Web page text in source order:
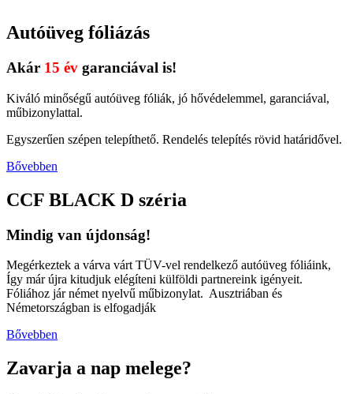
Autóüveg fóliázás
Akár 15 év garanciával is!
Kiváló minőségű autóüveg fóliák, jó hővédelemmel, garanciával,
műbizonylattal.
Egyszerűen szépen telepíthető. Rendelés telepítés rövid határidővel.
Bővebben
CCF BLACK D széria
Mindig van újdonság!
Megérkeztek a várva várt TÜV-vel rendelkező autóüveg fóliáink,
Így már újra kitudjuk elégíteni külföldi partnereink igényeit.
Fóliához jár német nyelvű műbizonylat. Ausztriában és
Németországban is elfogadják
Bővebben
Zavarja a nap melege?